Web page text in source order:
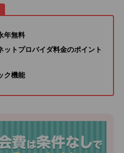
年無料
ットプロバイダ料金のポイント
ク機能